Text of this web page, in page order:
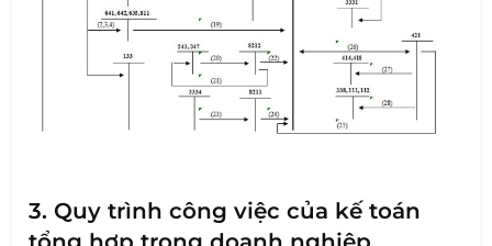
3. Quy trình công việc của kế toán